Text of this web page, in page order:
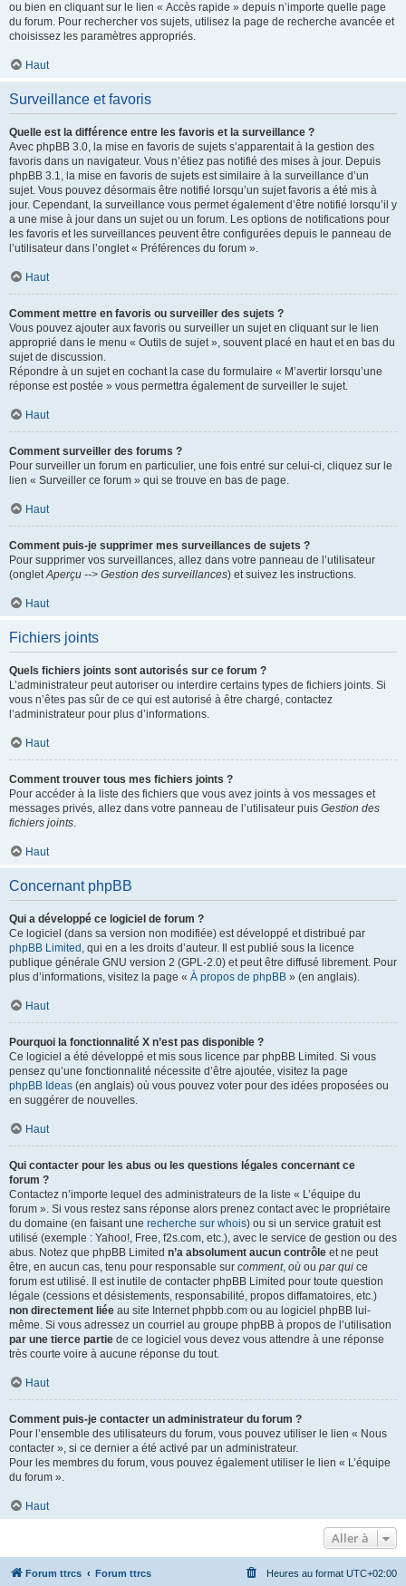
ou bien en cliquant sur le lien « Accès rapide » depuis n’importe quelle page
du forum. Pour rechercher vos sujets, utilisez la page de recherche avancée et
choisissez les paramètres appropriés.
Haut
Surveillance et favoris
Quelle est la différence entre les favoris et la surveillance ?
Avec phpBB 3.0, la mise en favoris de sujets s’apparentait à la gestion des
favoris dans un navigateur. Vous n’étiez pas notifié des mises à jour. Depuis
phpBB 3.1, la mise en favoris de sujets est similaire à la surveillance d’un
sujet. Vous pouvez désormais être notifié lorsqu’un sujet favoris a été mis à
jour. Cependant, la surveillance vous permet également d’être notifié lorsqu’il y
a une mise à jour dans un sujet ou un forum. Les options de notifications pour
les favoris et les surveillances peuvent être configurées depuis le panneau de
l’utilisateur dans l’onglet « Préférences du forum ».
Haut
Comment mettre en favoris ou surveiller des sujets ?
Vous pouvez ajouter aux favoris ou surveiller un sujet en cliquant sur le lien
approprié dans le menu « Outils de sujet », souvent placé en haut et en bas du
sujet de discussion.
Répondre à un sujet en cochant la case du formulaire « M’avertir lorsqu’une
réponse est postée » vous permettra également de surveiller le sujet.
Haut
Comment surveiller des forums ?
Pour surveiller un forum en particulier, une fois entré sur celui-ci, cliquez sur le
lien « Surveiller ce forum » qui se trouve en bas de page.
Haut
Comment puis-je supprimer mes surveillances de sujets ?
Pour supprimer vos surveillances, allez dans votre panneau de l’utilisateur
(ongletAperçu --> Gestion des surveillances) et suivez les instructions.
Haut
Fichiers joints
Quels fichiers joints sont autorisés sur ce forum ?
L’administrateur peut autoriser ou interdire certains types de fichiers joints. Si
vous n’êtes pas sûr de ce qui est autorisé à être chargé, contactez
l’administrateur pour plus d’informations.
Haut
Comment trouver tous mes fichiers joints ?
Pour accéder à la liste des fichiers que vous avez joints à vos messages et
messages privés, allez dans votre panneau de l’utilisateur puis Gestion des
fichiers joints.
Haut
Concernant phpBB
Qui a développé ce logiciel de forum ?
Ce logiciel (dans sa version non modifiée) est développé et distribué par
phpBB Limited , qui en a les droits d’auteur. Il est publié sous la licence
publique générale GNU version 2 (GPL-2.0) et peut être diffusé librement. Pour
plus d’informations, visitez la page « À propos de phpBB » (en anglais).
Haut
Pourquoi la fonctionnalité X n’est pas disponible ?
Ce logiciel a été développé et mis sous licence par phpBB Limited. Si vous
pensez qu’une fonctionnalité nécessite d’être ajoutée, visitez la page
phpBB Ideas (en anglais) où vous pouvez voter pour des idées proposées ou
en suggérer de nouvelles.
Haut
Qui contacter pour les abus ou les questions légales concernant ce
forum ?
Contactez n’importe lequel des administrateurs de la liste « L’équipe du
forum ». Si vous restez sans réponse alors prenez contact avec le propriétaire
du domaine (en faisant une recherche sur whois) ou si un service gratuit est
utilisé (exemple : Yahoo!, Free, f2s.com, etc.), avec le service de gestion ou des
abus. Notez que phpBB Limited n’a absolument aucun contrôle et ne peut
être, en aucun cas, tenu pour responsable sur comment, où ou par qui ce
forum est utilisé. Il est inutile de contacter phpBB Limited pour toute question
légale (cessions et désistements, responsabilité, propos diffamatoires, etc.)
non directement liée au site Internet phpbb.com ou au logiciel phpBB lui-
même. Si vous adressez un courriel au groupe phpBB à propos de l’utilisation
par une tierce partie de ce logiciel vous devez vous attendre à une réponse
très courte voire à aucune réponse du tout.
Haut
Comment puis-je contacter un administrateur du forum ?
Pour l’ensemble des utilisateurs du forum, vous pouvez utiliser le lien « Nous
contacter », si ce dernier a été activé par un administrateur.
Pour les membres du forum, vous pouvez également utiliser le lien « L’équipe
du forum ».
Haut
Aller à
Forum ttrcs Forum ttrcs Heures au format UTC+02:00